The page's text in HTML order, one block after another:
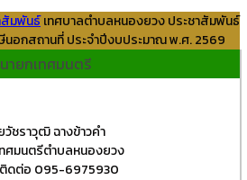
สัมพันธ์เทศบาลตำบลหนองยวง ประชาสัมพันธ์
นอกสถานที่ ประจำปีงบประมาณ พ.ศ. 2569
นายกเทศมนตรี
วัชราวุฒิ ฉางข้าวคำ
ศมนตรีตำบลหนองยวง
ดต่อ 095-6975930